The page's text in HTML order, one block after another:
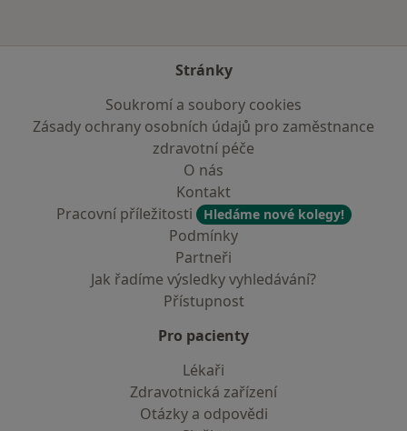
Stránky
Soukromí a soubory cookies
Zásady ochrany osobních údajů pro zaměstnance
zdravotní péče
O nás
Kontakt
Pracovní příležitosti
Hledáme nové kolegy!
Podmínky
Partneři
Jak řadíme výsledky vyhledávání?
Přístupnost
Pro pacienty
Lékaři
Zdravotnická zařízení
Otázky a odpovědi